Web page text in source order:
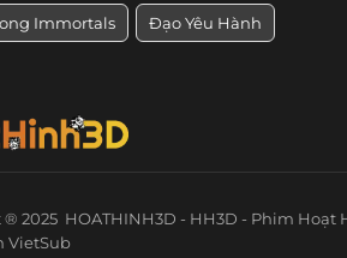
Immortals Đạo Yêu Hành
2025 HOATHINH3D - HH3D - Phim Hoạt
VietSub